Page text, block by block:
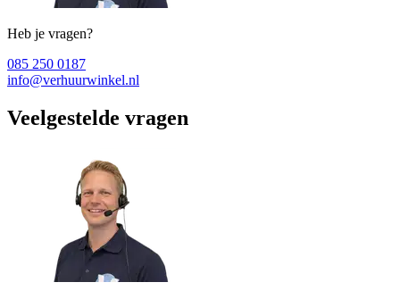
Heb je vragen?
085 250 0187
info@verhuurwinkel.nl
Veelgestelde vragen